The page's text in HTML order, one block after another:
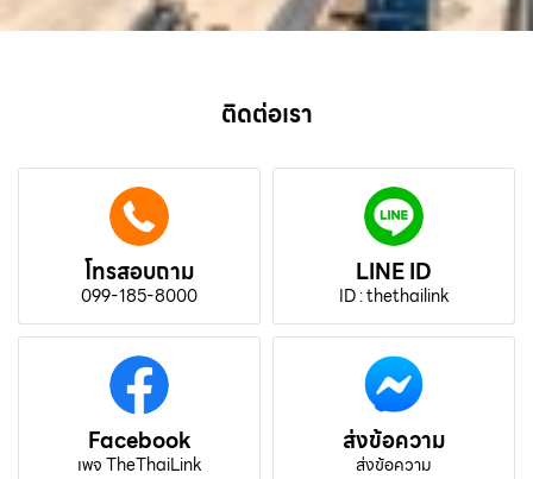
ติดต่อเรา
โทรสอบถาม
099-185-8000
LINE ID
ID : thethailink
Facebook
เพจ TheThaiLink
ส่งข้อความ
ส่งข้อความ